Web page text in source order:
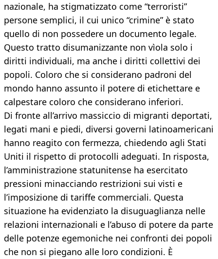
nazionale, ha stigmatizzato come “terroristi”
persone semplici, il cui unico “crimine” è stato
quello di non possedere un documento legale.
Questo tratto disumanizzante non vìola solo i
diritti individuali, ma anche i diritti collettivi dei
popoli. Coloro che si considerano padroni del
mondo hanno assunto il potere di etichettare e
calpestare coloro che considerano inferiori.
Di fronte all’arrivo massiccio di migranti deportati,
legati mani e piedi, diversi governi latinoamericani
hanno reagito con fermezza, chiedendo agli Stati
Uniti il rispetto di protocolli adeguati. In risposta,
l’amministrazione statunitense ha esercitato
pressioni minacciando restrizioni sui visti e
l’imposizione di tariffe commerciali. Questa
situazione ha evidenziato la disuguaglianza nelle
relazioni internazionali e l’abuso di potere da parte
delle potenze egemoniche nei confronti dei popoli
che non si piegano alle loro condizioni. È